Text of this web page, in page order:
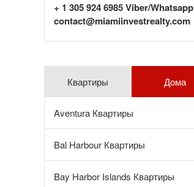
+ 1 305 924 6985 Viber/Whatsapp
contact@miamiinvestrealty.com
Квартиры
Aventura Квартиры
Bal Harbour Квартиры
Bay Harbor Islands Квартиры
Дома